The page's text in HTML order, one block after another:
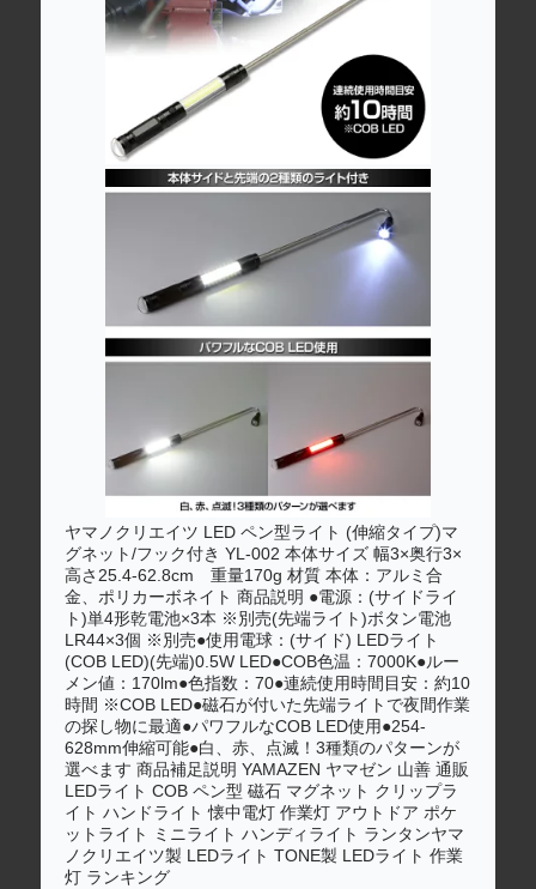
ヤマノクリエイツ LED ペン型ライト (伸縮タイプ)マ
グネット/フック付き YL-002 本体サイズ 幅3×奥行3×
高さ25.4-62.8cm 重量170g 材質 本体：アルミ合
金、ポリカーボネイト 商品説明 ●電源：(サイドライ
ト)単4形乾電池×3本 ※別売(先端ライト)ボタン電池
LR44×3個 ※別売●使用電球：(サイド) LEDライト
(COB LED)(先端)0.5W LED●COB色温：7000K●ルー
メン値：170lm●色指数：70●連続使用時間目安：約10
時間 ※COB LED●磁石が付いた先端ライトで夜間作業
の探し物に最適●パワフルなCOB LED使用●254-
628mm伸縮可能●白、赤、点滅！3種類のパターンが
選べます 商品補足説明 YAMAZEN ヤマゼン 山善 通販
LEDライト COB ペン型 磁石 マグネット クリップラ
イト ハンドライト 懐中電灯 作業灯 アウトドア ポケ
ットライト ミニライト ハンディライト ランタンヤマ
ノクリエイツ製 LEDライト TONE製 LEDライト 作業
灯 ランキング